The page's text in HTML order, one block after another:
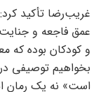
غریب‌رضا تأکید
عمق فاجعه و
و کودکان بوده که
بخواهیم توصیفی
است» نه یک رمان